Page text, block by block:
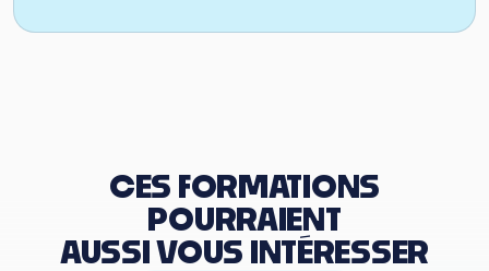
CES FORMATIONS
POURRAIENT
AUSSI VOUS INTÉRESSER